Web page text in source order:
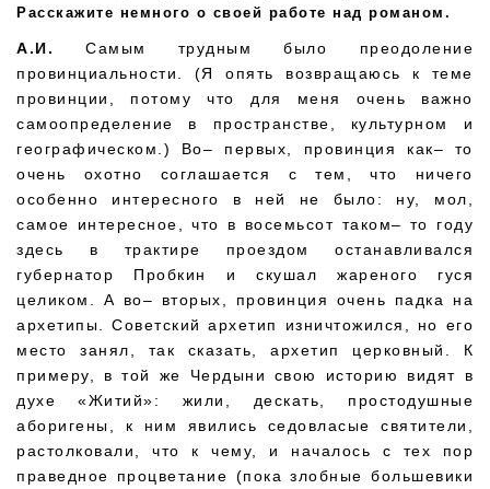
Расскажите немного о своей работе над романом.
А.И.Самым трудным было преодоление
провинциальности. (Я опять возвращаюсь к теме
провинции, потому что для меня очень важно
самоопределение в пространстве, культурном и
географическом.) Во– первых, провинция как– то
очень охотно соглашается с тем, что ничего
особенно интересного в ней не было: ну, мол,
самое интересное, что в восемьсот таком– то году
здесь в трактире проездом останавливался
губернатор Пробкин и скушал жареного гуся
целиком. А во– вторых, провинция очень падка на
архетипы. Советский архетип изничтожился, но его
место занял, так сказать, архетип церковный. К
примеру, в той же Чердыни свою историю видят в
духе «Житий»: жили, дескать, простодушные
аборигены, к ним явились седовласые святители,
растолковали, что к чему, и началось с тех пор
праведное процветание (пока злобные большевики